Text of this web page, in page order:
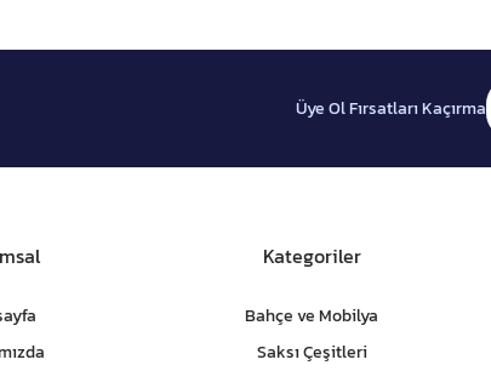
Üye Ol Fırsatları Kaçırma
Kategoriler
Bahçe ve Mobilya
Saksı Çeşitleri